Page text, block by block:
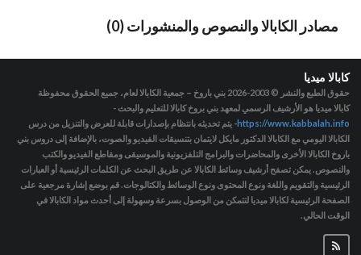
مصادر الكابالا والنصوص والمنشورات (0)
كابالا ميديا
حقوق الطبع والنشر © 2003-2026
بني باروخ – جمعية الكابالا لعام، جميع الحقوق محفوظة
كابالا ميديا هو الأرشيف الرسمي لمعهد بني بروخ كابالا للتعليم والبحث -
https://www.kabbalah.info- يتم تحديثه بانتظام بإصدارات قابلة للعرض والتنزيل من درس
الكابالا اليومي مع الكابالا الدكتور مايكل لايتمان بتنسيقات الفيديو والصوت، بالإضافة إلى دروس بني
باروخ الكابالا الأخرى والمحاضرات والبرامج التلفزيونية والموسيقى ومقاطع الفيديو والكتب
والنصوص. يمكن تصفح أرشيف وسائط الكابالا عن طريق البحث عن الكلمات الرئيسية أو العبارات
الرئيسية والتقويم واللغة ونوع المحتوى ونوع الوسائط والكتالوجات. قم بوضع إشارة مرجعية على
الصفحة الرئيسية لكابالا ميديا لتتمكن من الوصول بسرعة وسهولة إلى أحدث مواد الكابالا في
الوقت الحالي.